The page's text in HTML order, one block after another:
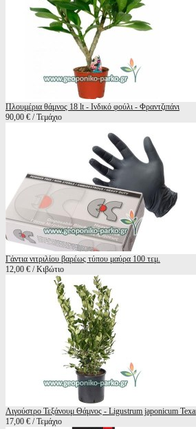
Πλουμέρια θάμνος 18 lt - Ινδικό φούλι - Φραντζιπάνι
90,00 € / Τεμάχιο
Γάντια νιτριλίου βαρέως τύπου μαύρα 100 τεμ.
12,00 € / Κιβώτιο
Λιγούστρο Τεξάνουμ Θάμνος - Ligustrum japonicum
17,00 € / Τεμάχιο